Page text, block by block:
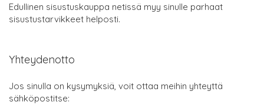
Edullinen sisustuskauppa netissä myy sinulle parhaat
sisustustarvikkeet helposti.
Yhteydenotto
Jos sinulla on kysymyksiä, voit ottaa meihin yhteyttä
sähköpostitse: